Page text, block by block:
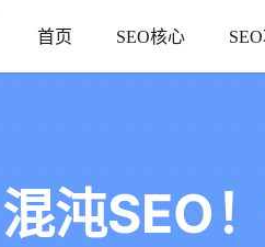
首页 SEO核心
混沌SEO